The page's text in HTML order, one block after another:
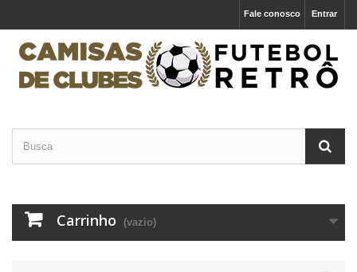
Entrar
Fale conosco
Carrinho (vazio)